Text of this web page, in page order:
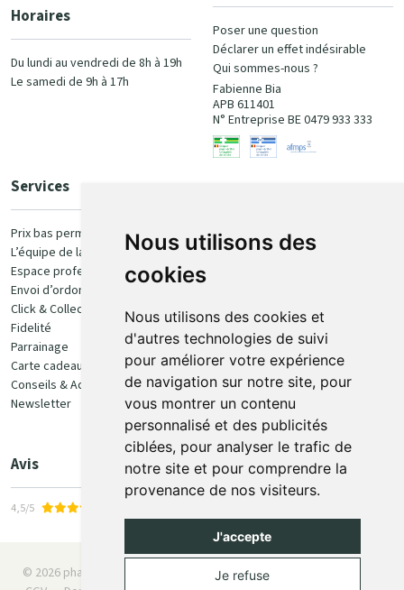
Nous utilisons des
cookies
Nous utilisons des cookies et
d'autres technologies de suivi
pour améliorer votre expérience
de navigation sur notre site, pour
vous montrer un contenu
personnalisé et des publicités
ciblées, pour analyser le trafic de
notre site et pour comprendre la
provenance de nos visiteurs.
J'accepte
Je refuse
Horaires
Du lundi au vendredi de 8h à 19h
Le samedi de 9h à 17h
Poser une question
Déclarer un effet indésirable
Qui sommes-nous ?
Fabienne Bia
APB 611401
N° Entreprise BE 0479 933 333
Services
Prix bas permanent
L’équipe de la pharmacie
Espace professionnel
Envoi d’ordonnance
Click & Collect
Fidelité
Parrainage
Carte cadeau
Conseils & Actualités
Newsletter
Avis
4,5/5
100% sécurisé
Retrait et livraison
Retrait en Click & Collect
Livraison à domicile
Livraison en Point Relais
© 2026 pharmaone.be Tous droits réservés